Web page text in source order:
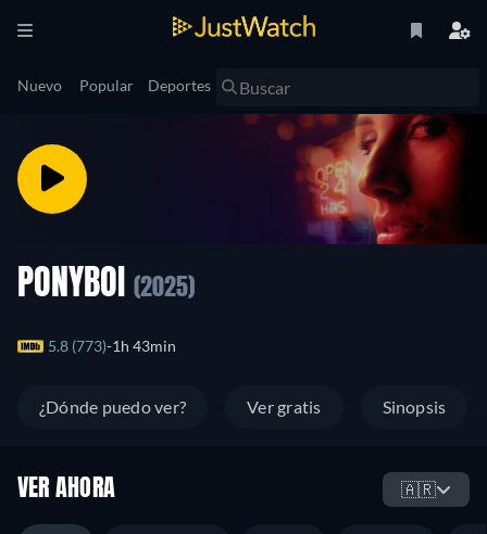
Nuevo Popular Deportes
PONYBOI (2025)
5.8 (773) 1h 43min
¿Dónde puedo ver? Ver gratis Sinopsis
VER AHORA 🇦🇷